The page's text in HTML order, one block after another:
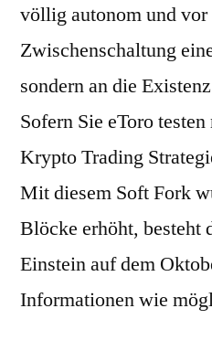
völlig autonom und vor
Zwischenschaltung
sondern an die
Sofern Sie eToro
Krypto Trading
Mit diesem Soft Fork
Blöcke erhöht, besteht
Einstein auf dem
Informationen wie